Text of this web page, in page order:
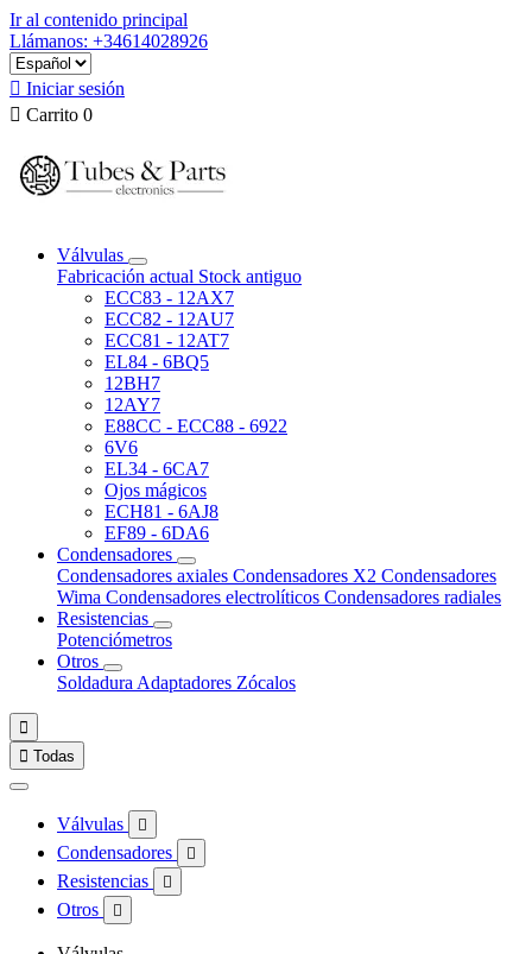
Ir al contenido principal
Llámanos: +34614028926
 Iniciar sesión
 Carrito 0
Válvulas
Fabricación actual Stock antiguo
ECC83 - 12AX7
ECC82 - 12AU7
ECC81 - 12AT7
EL84 - 6BQ5
12BH7
12AY7
E88CC - ECC88 - 6922
6V6
EL34 - 6CA7
Ojos mágicos
ECH81 - 6AJ8
EF89 - 6DA6
Condensadores
Condensadores axiales Condensadores X2 Condensadores
Wima Condensadores electrolíticos Condensadores radiales
Resistencias
Potenciómetros
Otros
Soldadura Adaptadores Zócalos

 Todas
Válvulas 
Condensadores 
Resistencias 
Otros 